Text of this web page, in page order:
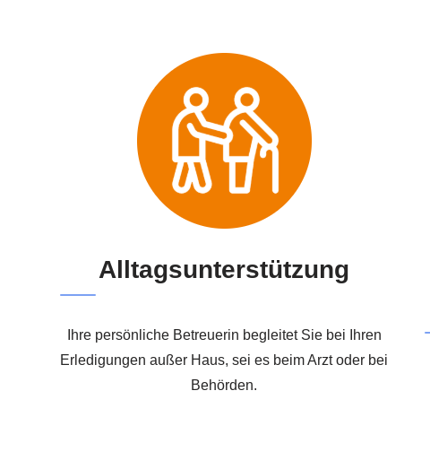
Alltagsunterstützung
Ihre persönliche Betreuerin begleitet Sie bei Ihren
Erledigungen außer Haus, sei es beim Arzt oder bei
Behörden.